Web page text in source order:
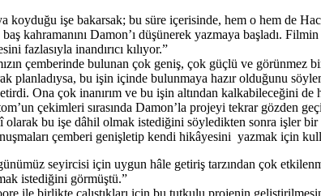
koyduğu işe bakarsak; bu süre içerisinde, hem o hem de
kahramanını Damon’ı düşünerek yazmaya başladı.
fazlasıyla inandırıcı kılıyor.”
çemberinde bulunan çok geniş, çok güçlü ve görünmez
planladıysa, bu işin içinde bulunmaya hazır olduğunu
Ona çok inanırım ve bu işin altından kalkabileceğini de
çekimleri sırasında Damon’la projeyi tekrar gözden
bu işe dâhil olmak istediğini söyledikten sonra işler
çemberi genişletip kendi hikâyesini yazmak için
seyircisi için uygun hâle getiriş tarzından çok
istediğini görmüştü.”
ile birlikte çalıştıkları için bu tutkulu projenin